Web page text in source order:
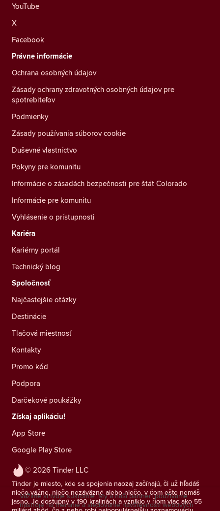
© 2026 Tinder LLC
Tinder je miesto, kde sa spojenia naozaj začínajú, či už hľadáš
niečo vážne, niečo nezáväzné alebo niečo, v čom ešte nemáš
jasno. Je dostupný v 190 krajinách a vzniklo v ňom viac ako 55
YouTube
X
Facebook
Právne informácie
Ochrana osobných údajov
Zásady ochrany zdravotných osobných údajov pre
spotrebiteľov
Podmienky
Zásady používania súborov cookie
Duševné vlastníctvo
Pokyny pre komunitu
Informácie o zásadách bezpečnosti pre štát Colorado
Informácie pre komunitu
Vyhlásenie o prístupnosti
Kariéra
Kariérny portál
Technický blog
Spoločnosť
Najčastejšie otázky
Destinácie
Tlačová miestnosť
Kontakty
Promo kód
Podpora
Darčekové poukážky
Získaj aplikáciu!
App Store
Google Play Store
Vážime si tvoje súkromie. My a naši partneri používame
nástroje na meranie a sledovanie návštevnosti webových